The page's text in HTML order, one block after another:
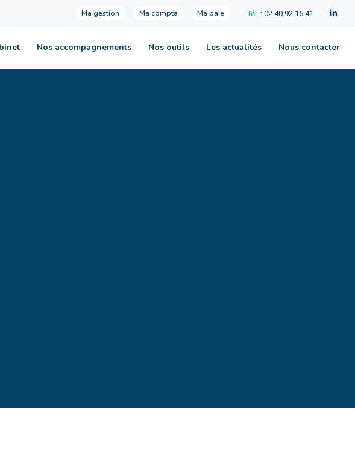
Ma gestion Ma compta Ma paie Tél. : 02 40 92 15 41
Nos accompagnements Nos outils Les actualités Nous contacter